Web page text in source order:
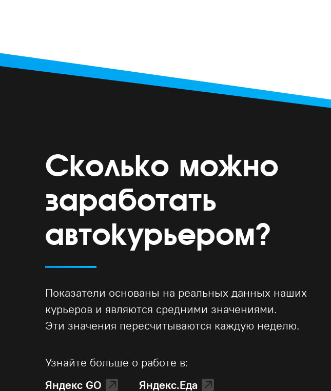
Сколько можно
заработать
автокурьером?
Показатели основаны на реальных данных наших
курьеров и являются средними значениями.
Эти значения пересчитываются каждую неделю.
Узнайте больше о работе в:
Яндекс GO
Яндекс.Еда